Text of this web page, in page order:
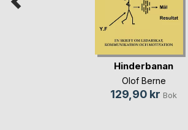
Hinderbanan
Olof Berne
129,90 kr Bok